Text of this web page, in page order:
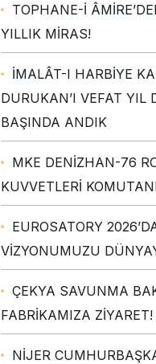
TOPHANE-İ
YILLIK MİRAS!
İMALÂT-I HARBİYE
DURUKAN’I VEFAT YIL
BAŞINDA ANDIK
MKE DENİZHAN-76
KUVVETLERİ
EUROSATORY
VİZYONUMUZU
ÇEKYA SAVUNMA
FABRİKAMIZA ZİYARET!
NİJER